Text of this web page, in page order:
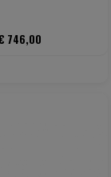
746,00